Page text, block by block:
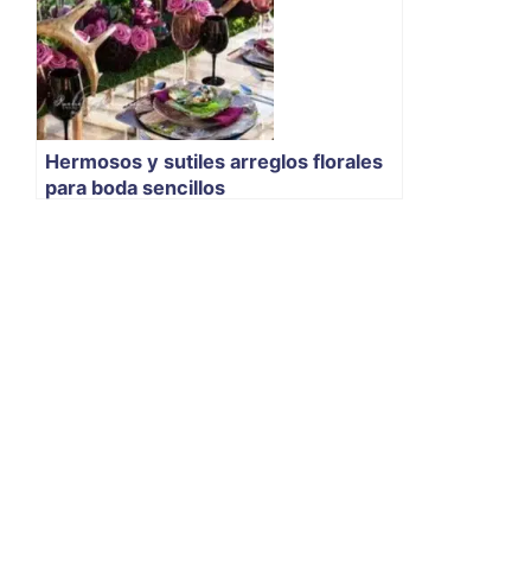
Hermosos y sutiles arreglos florales
para boda sencillos